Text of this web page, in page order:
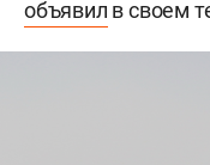
объявил в своем